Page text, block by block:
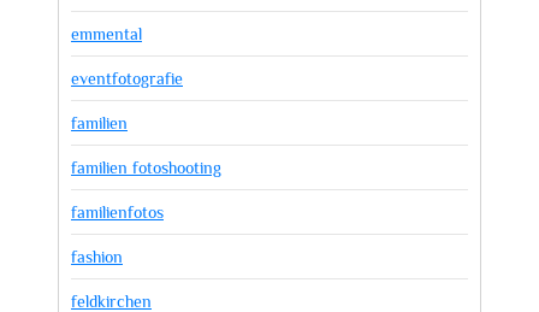
emmental
eventfotografie
familien
familien fotoshooting
familienfotos
fashion
feldkirchen